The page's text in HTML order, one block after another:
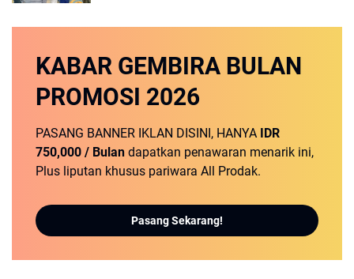
KABAR GEMBIRA BULAN
PROMOSI 2026
PASANG BANNER IKLAN DISINI, HANYA
IDR
750,000 / Bulan dapatkan penawaran menarik ini,
Plus liputan khusus pariwara All Prodak.
Pasang Sekarang!